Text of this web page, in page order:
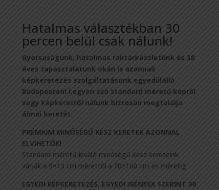
Hatalmas választékban 30
percen belül csak nálunk!
Gyorsaságunk, hatalmas raktárkészletünk és 38
éves tapasztalatunk okán is azonnali
képkeretezés szolgáltatásunk egyedülálló
Budapesten! Legyen szó standard méretű képről
vagy képkeretről nálunk biztosan megtalálja
álmai keretét.
PRÉMIUM MINŐSÉGŰ KÉSZ KERETEK AZONNAL
ELVIHETŐK!
Standard méretű kiváló minőségű kész kereteink
várják a 9×13 cm mérettől a 70×100 cm-es méretig.
EGYEDI KÉPKERETEZÉS, EGYEDI IGÉNYEK SZERINT 30